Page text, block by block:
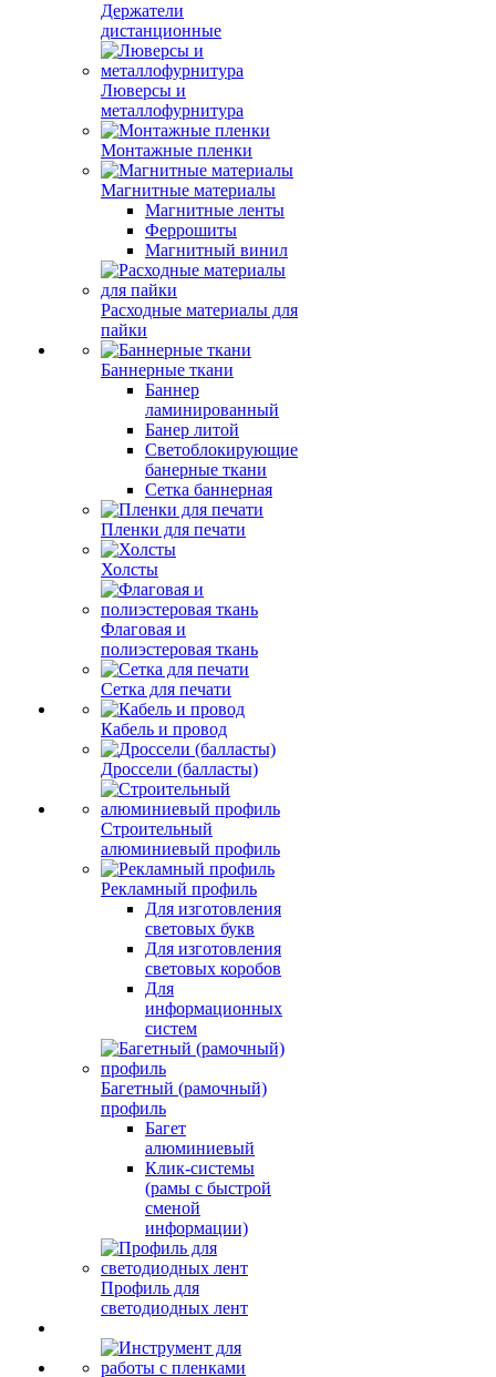
Держатели
дистанционные
Люверсы и
металлофурнитура
Монтажные пленки
Магнитные материалы
Магнитные ленты
Феррошиты
Магнитный винил
Расходные материалы для
пайки
Баннерные ткани
Баннер
ламинированный
Банер литой
Светоблокирующие
банерные ткани
Сетка баннерная
Пленки для печати
Холсты
Флаговая и
полиэстеровая ткань
Сетка для печати
Кабель и провод
Дроссели (балласты)
Строительный
алюминиевый профиль
Рекламный профиль
Для изготовления
световых букв
Для изготовления
световых коробов
Для
информационных
систем
Багетный (рамочный)
профиль
Багет
алюминиевый
Клик-системы
(рамы с быстрой
сменой
информации)
Профиль для
светодиодных лент